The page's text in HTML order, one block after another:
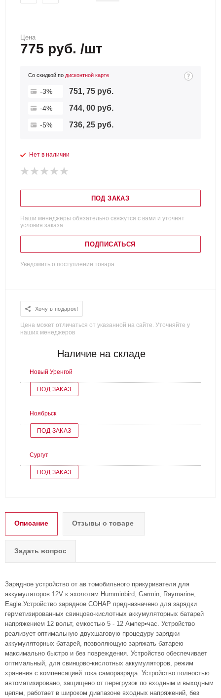
Цена
775 руб. /шт
Со скидкой по дисконтной карте
-3% 751, 75 руб.
-4% 744, 00 руб.
-5% 736, 25 руб.
Нет в наличии
ПОД ЗАКАЗ
Наши менеджеры обязательно свяжутся с вами и уточнят
условия заказа
ПОДПИСАТЬСЯ
Уведомить о поступлении товара
Хочу в подарок!
Цена может отличаться от указанной на сайте. Уточняйте у
наших менеджеров
Наличие на складе
Новый Уренгой
ПОД ЗАКАЗ
Ноябрьск
ПОД ЗАКАЗ
Сургут
ПОД ЗАКАЗ
Описание Отзывы о товаре
Задать вопрос
Зарядное устройство от ав томобильного прикуривателя для
аккумуляторов 12V к эхолотам Humminbird, Garmin, Raymarine,
Eagle.Устройство зарядное СОНАР предназначено для зарядки
герметизированных свинцово-кислотных аккумуляторных батарей
напряжением 12 вольт, емкостью 5 - 12 Ампер•час. Устройство
реализует оптимальную двухшаговую процедуру зарядки
аккумуляторных батарей, позволяющую заряжать батарею
максимально быстро и без повреждения. Устройство обеспечивает
оптимальный, для свинцово-кислотных аккумуляторов, режим
хранения с компенсацией тока саморазряда. Устройство полностью
автоматизировано, защищено от перегрузок по входным и выходным
цепям, работает в широком диапазоне входных напряжений, без